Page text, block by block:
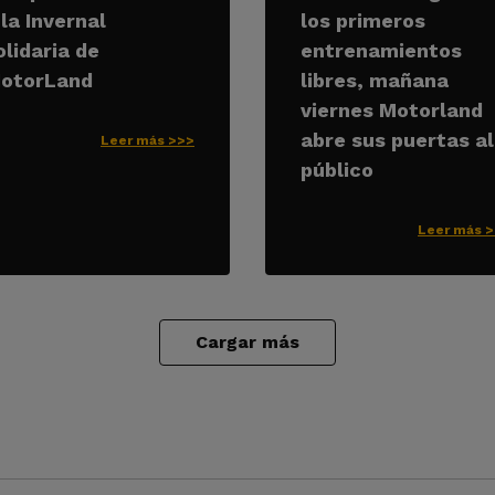
Invernal
de
Leer más >>>
los primeros
entrenamientos
libres, mañana
viernes Motorland
abre sus puertas al
público
Leer más
Cargar más